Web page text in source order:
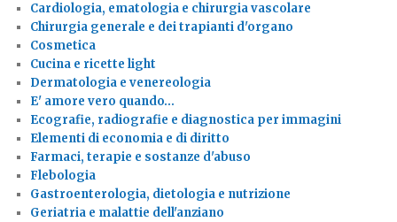
Cardiologia, ematologia e chirurgia vascolare
Chirurgia generale e dei trapianti d'organo
Cosmetica
Cucina e ricette light
Dermatologia e venereologia
E' amore vero quando…
Ecografie, radiografie e diagnostica per immagini
Elementi di economia e di diritto
Farmaci, terapie e sostanze d'abuso
Flebologia
Gastroenterologia, dietologia e nutrizione
Geriatria e malattie dell'anziano